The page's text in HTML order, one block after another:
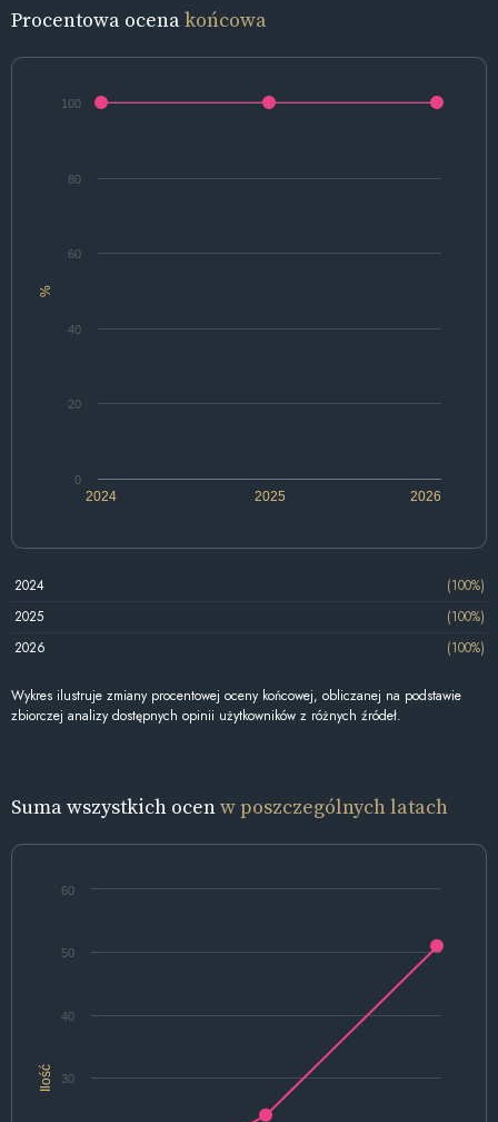
Procentowa ocenakońcowa
%
2024 2025 2026
0
20
40
60
80
100
2024
(100%)
2025
(100%)
2026
(100%)
Wykres ilustruje zmiany procentowej oceny końcowej, obliczanej na podstawie
zbiorczej analizy dostępnych opinii użytkowników z różnych źródeł.
Suma wszystkich ocenw poszczególnych latach
Ilość 30
40
50
60